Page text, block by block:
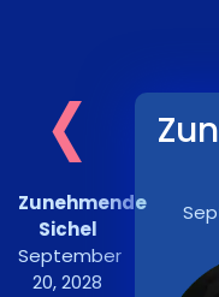
‹
Zunehmende
Sichel
September
20, 2028